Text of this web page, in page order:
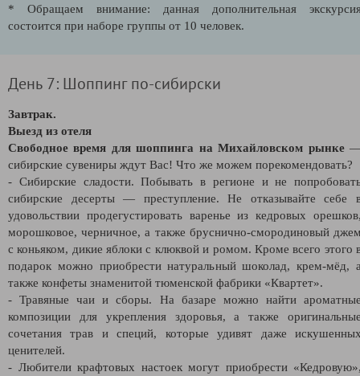
* Обращаем внимание: данная дополнительная
состоится при наборе группы от 10 человек.
День 7: Шоппинг по-сибирски
Завтрак.
Выезд из отеля
Свободное время для шоппинга на Михайловском рынке
сибирские сувениры ждут Вас! Что же можем порекомендовать?
- Сибирские сладости. Побывать в регионе и не
сибирские десерты — преступление. Не отказывайте себе
удовольствии продегустировать варенье из кедровых
морошковое, черничное, а также бруснично-смородиновый
с коньяком, дикие яблоки с клюквой и ромом. Кроме всего этого
подарок можно приобрести натуральный шоколад, крем-мёд,
также конфеты знаменитой тюменской фабрики «Квартет».
- Травяные чаи и сборы. На базаре можно найти
композиции для укрепления здоровья, а также
сочетания трав и специй, которые удивят даже
ценителей.
- Любители крафтовых настоек могут приобрести